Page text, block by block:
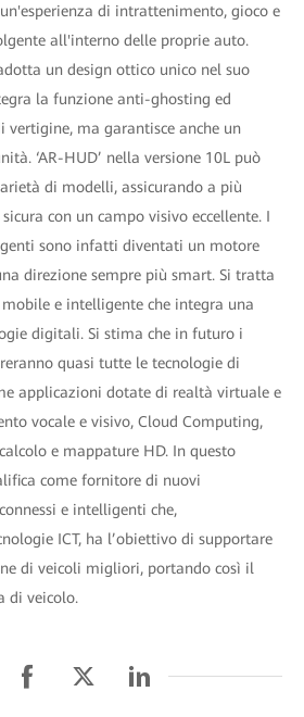
di intrattenimento, gioco e
all'interno delle proprie auto.
un design ottico unico nel suo
la funzione anti-ghosting ed
vertigine, ma garantisce anche un
‘AR-HUD’ nella versione 10L può
di modelli, assicurando a più
con un campo visivo eccellente. I
sono infatti diventati un motore
direzione sempre più smart. Si tratta
e intelligente che integra una
digitali. Si stima che in futuro i
quasi tutte le tecnologie di
applicazioni dotate di realtà virtuale e
vocale e visivo, Cloud Computing,
e mappature HD. In questo
come fornitore di nuovi
e intelligenti che,
ICT, ha l’obiettivo di supportare
di veicoli migliori, portando così il
di veicolo.